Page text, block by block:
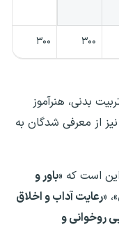
۳۰۰ ۳۰۰
بدنی، هنرآموز
از معرفی شدگان به
«باور و
»، «رعایت آداب و اخلاق
روخوانی و